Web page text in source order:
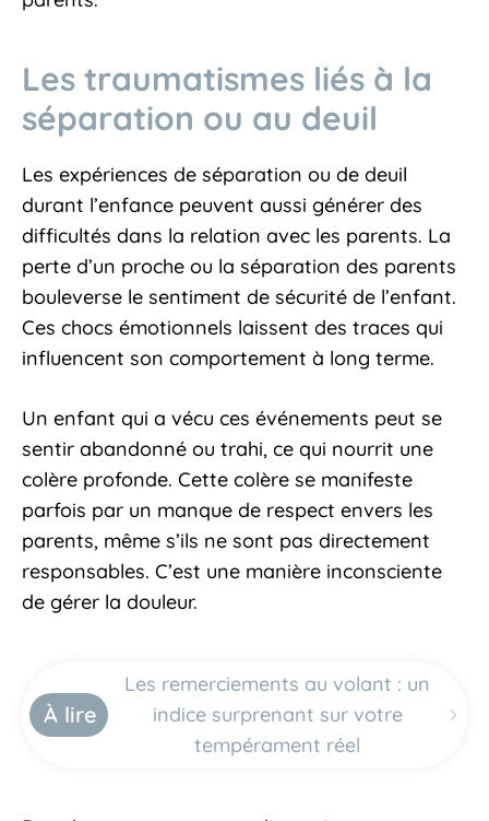
Les traumatismes liés à la
séparation ou au deuil
Les expériences de séparation ou de deuil
durant l’enfance peuvent aussi générer des
difficultés dans la relation avec les parents. La
perte d’un proche ou la séparation des parents
bouleverse le sentiment de sécurité de l’enfant.
Ces chocs émotionnels laissent des traces qui
influencent son comportement à long terme.
Un enfant qui a vécu ces événements peut se
sentir abandonné ou trahi, ce qui nourrit une
colère profonde. Cette colère se manifeste
parfois par un manque de respect envers les
parents, même s’ils ne sont pas directement
responsables. C’est une manière inconsciente
de gérer la douleur.
À lire
Les remerciements au volant : un
indice surprenant sur votre
tempérament réel